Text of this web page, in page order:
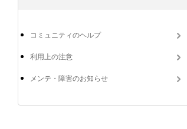
コミュニティのヘルプ
利用上の注意
メンテ・障害のお知らせ